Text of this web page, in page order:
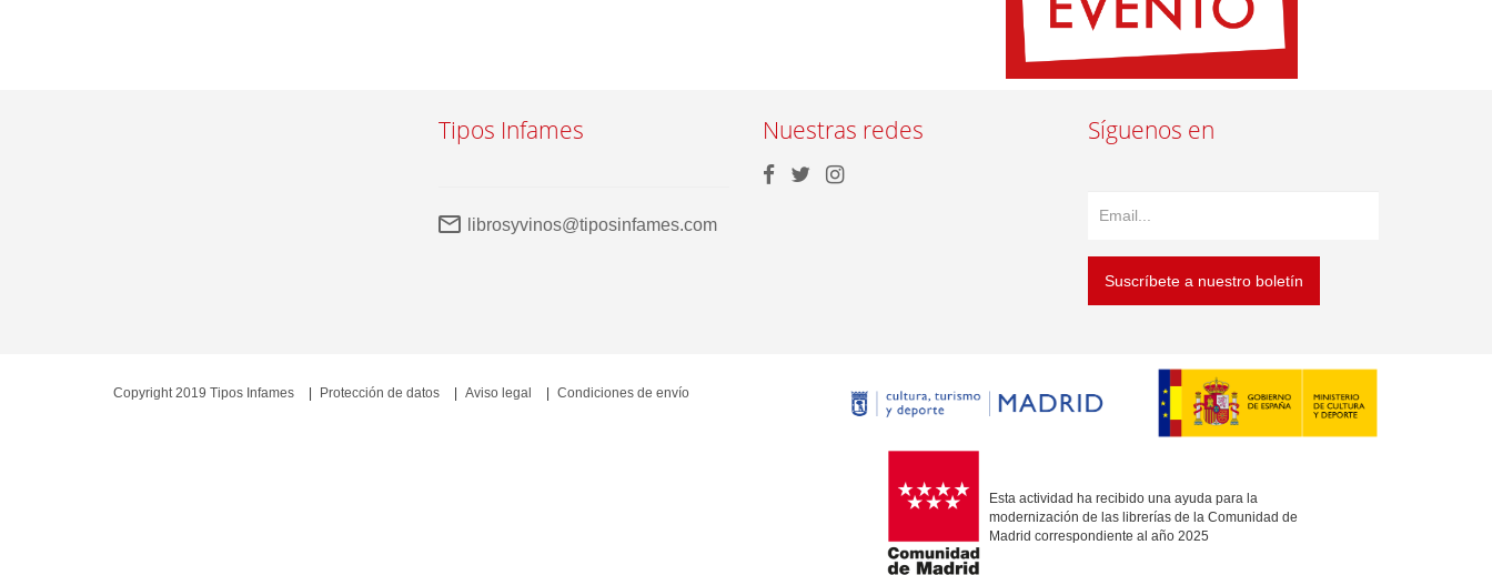
Tipos Infames
librosyvinos@tiposinfames.com
Nuestras redes Síguenos en
Suscríbete a nuestro boletín
Esta actividad ha recibido una ayuda para la
modernización de las librerías de la Comunidad de
Madrid correspondiente al año 2025
Copyright 2019 Tipos Infames Protección de datos Aviso legal Condiciones de envío